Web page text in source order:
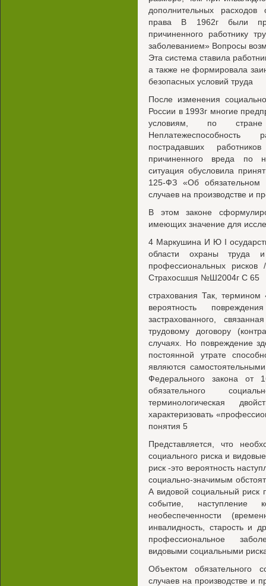
дополнительных расходов
права В 1962г были
причиненного работнику
заболеванием» Вопросы
Эта система ставила
а также не формировала
безопасных условий труда
После изменения
России в 1993г многие
условиям, по стране
Неплатежеспособность
пострадавших
причиненного вреда по
ситуация обусловила
125-ФЗ «Об обязательном
случаев на производстве и
В этом законе
имеющих значение для
4 Маркушина И Ю I
области охраны труда
профессиональных рисков
Страхосшшя №Ш2004г С 65
страхования Так, термином
вероятность
застрахованного,
трудовому договору
случаях. Но повреждение
постоянной утрате
являются
Федерального закона
обязательного
терминологическая
характеризовать
понятия 5
Представляется, что
социального риска и
риск -это вероятность
социально-значимым
А видовой социальный риск
событие, наступление
необеспеченности
инвалидность, старость и
профессиональное
видовыми социальными
Объектом обязательного
случаев на производстве и